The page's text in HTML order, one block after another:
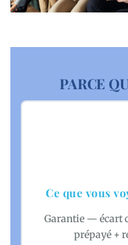
PARCE
Ce que vous
Garantie — écart
prépayé +